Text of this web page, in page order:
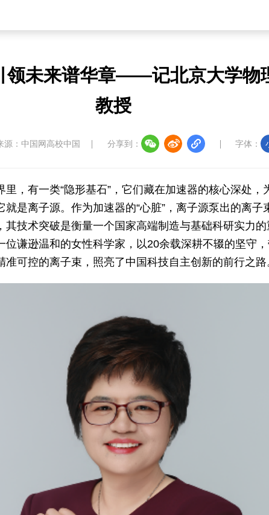
领未来谱华章——记北京大学物
教授
源：中国网高校中国 分享到： 字体：
，有一类“隐形基石”，它们藏在加速器的核心深处，
是离子源。作为加速器的“心脏”，离子源泵出的离子
其技术突破是衡量一个国家高端制造与基础科研实力
位谦逊温和的女性科学家，以20余载深耕不辍的坚守
可控的离子束，照亮了中国科技自主创新的前行之路